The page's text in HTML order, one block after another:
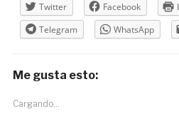
Twitter Facebook
Telegram
WhatsApp
Me gusta esto:
Cargando...